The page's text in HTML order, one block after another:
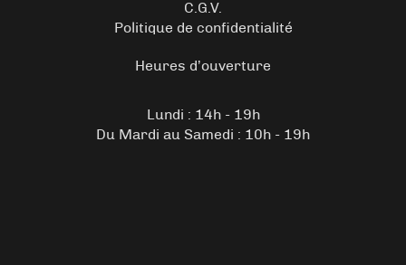
C.G.V.
Politique de confidentialité
Heures d’ouverture
Lundi : 14h - 19h
Du Mardi au Samedi : 10h - 19h